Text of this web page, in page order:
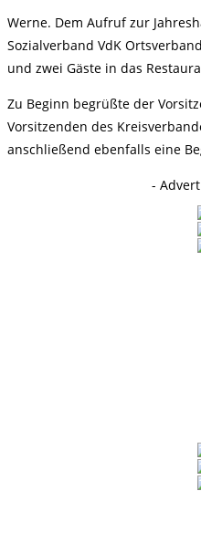
Werne. Dem Aufruf zur
Sozialverband VdK
und zwei Gäste in das
Zu Beginn begrüßte der
Vorsitzenden des
anschließend ebenfalls eine
-